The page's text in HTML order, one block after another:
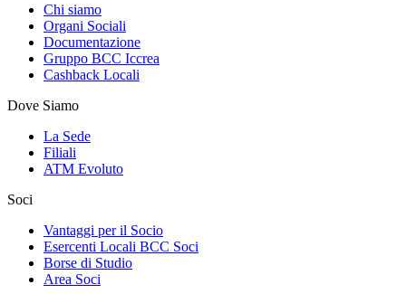
Chi siamo
Organi Sociali
Documentazione
Gruppo BCC Iccrea
Cashback Locali
Dove Siamo
La Sede
Filiali
ATM Evoluto
Soci
Vantaggi per il Socio
Esercenti Locali BCC Soci
Borse di Studio
Area Soci